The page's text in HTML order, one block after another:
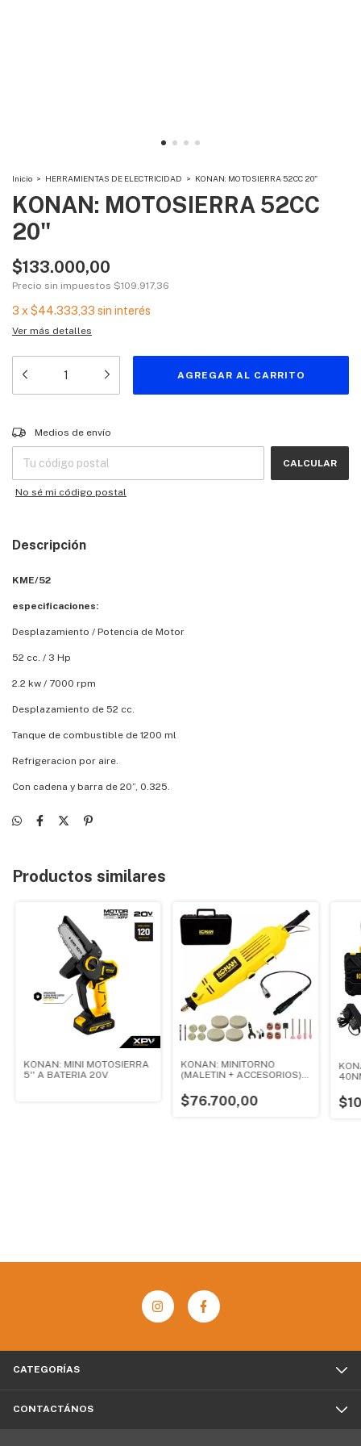
Inicio > HERRAMIENTAS DE ELECTRICIDAD > KONAN: MOTOSIERRA 52CC 20"
KONAN: MOTOSIERRA 52CC
20"
$133.000,00
Precio sin impuestos $109.917,36
3 x $44.333,33 sin interés
Ver más detalles
Entregas para el CP:
Medios de envío
CALCULAR
No sé mi código postal
Descripción
KME/52
especificaciones:
Desplazamiento / Potencia de Motor
52 cc. / 3 Hp
2.2 kw / 7000 rpm
Desplazamiento de 52 cc.
Tanque de combustible de 1200 ml
Refrigeracion por aire.
Con cadena y barra de 20”, 0.325.
Productos similares
KONAN: MINI MOTOSIERRA
5'' A BATERIA 20V
KONAN: MINITORNO
(MALETIN + ACCESORIOS)
$76.700,00
CATEGORÍAS
CONTACTÁNOS